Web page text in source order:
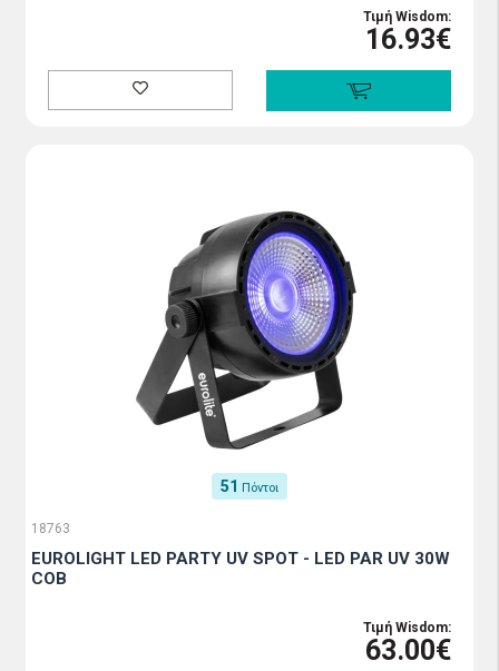
Τιμή Wisdom:
16.93€
51 Πόντοι
18763
EUROLIGHT LED PARTY UV SPOT - LED PAR UV 30W
COB
Τιμή Wisdom:
63.00€